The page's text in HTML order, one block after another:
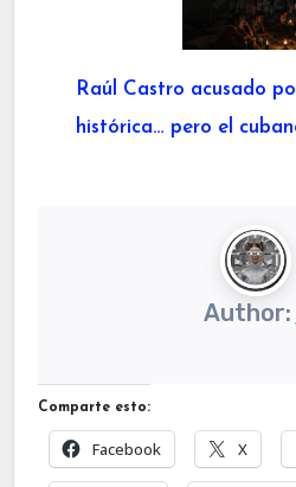
Raúl Castro acusado
histórica… pero el
Author:
Comparte esto:
Facebook X